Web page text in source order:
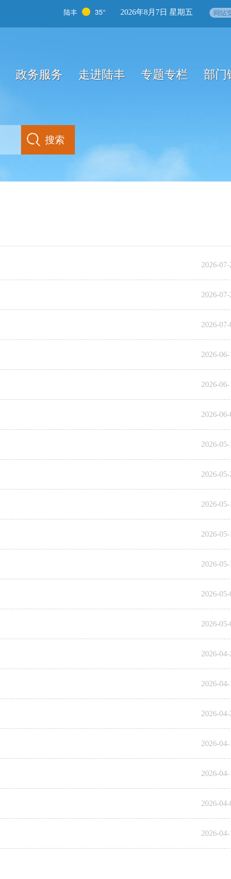
陆丰 35° 2026年8月7日 星期五
政务服务 走进陆丰 专题专栏 部门
2026-
2026-
2026-
2026-
2026-
2026-
2026-
2026-
2026-
2026-
2026-
2026-
2026-
2026-
2026-
2026-
2026-
2026-
2026-
2026-